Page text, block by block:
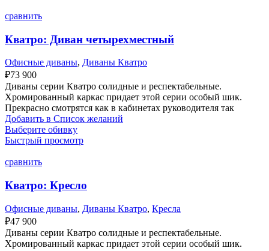
сравнить
Кватро: Диван четырехместный
Офисные диваны, Диваны Кватро
₽73 900
Диваны серии Кватро солидные и респектабельные.
Хромированный каркас придает этой серии особый шик.
Прекрасно смотрятся как в кабинетах руководителя так
Добавить в Список желаний
Выберите обивку
Быстрый просмотр
сравнить
Кватро: Кресло
Офисные диваны, Диваны Кватро, Кресла
₽47 900
Диваны серии Кватро солидные и респектабельные.
Хромированный каркас придает этой серии особый шик.